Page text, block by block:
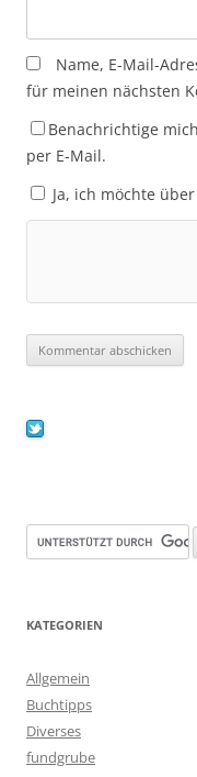
Name, E-Mail-
für meinen nächsten
Benachrichtige
per E-Mail.
Ja, ich möchte
KATEGORIEN
Allgemein
Buchtipps
Diverses
fundgrube